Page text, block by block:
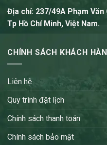
Địa chỉ: 237/49A Phạm Văn
Tp Hồ Chí Minh, Việt Nam.
CHÍNH SÁCH KHÁCH
Liên hệ
Quy trình đặt lịch
Chính sách thanh toán
Chính sách bảo mật